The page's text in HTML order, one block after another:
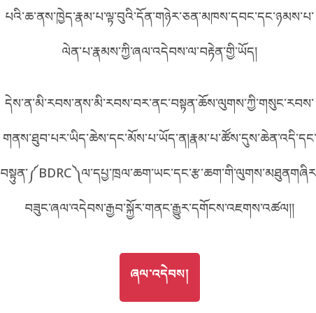
བོད་ཡིག
English
ភាសាខ្មែរ
པའི་ཆ་ནས་ཁྱེད་རྣམ་པ་ལྟ་བུའི་དོན་གཉེར་ཅན་མཁས་དབང་དང་ཉམས་པ་
ལེན་པ་རྣམས་ཀྱི་ཞལ་འདེབས་ལ་བརྟེན་གྱི་ཡོད།
དེས་ན་མི་རབས་ནས་མི་རབས་བར་ནང་བསྟན་ཆོས་ལུགས་ཀྱི་གསུང་རབས་
གནས་ཐུབ་པར་ཡིད་ཆེས་དང་མོས་པ་ཡོད་ན།རྣམ་པ་ཚོས་དུས་ཆེན་འདི་དང་
བཟུང་ཞལ་འདེབས་རྒྱབ་སྐྱོར་གནང་རྒྱུར་དགོངས་འཇགས་འཚལ།།
GO TOཞལ་འདེབས།
ཞལ་འདེབས།